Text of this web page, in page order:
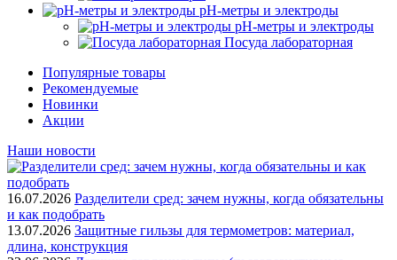
pH-метры и электроды
pH-метры и электроды
Посуда лабораторная
Популярные товары
Рекомендуемые
Новинки
Акции
Наши новости
16.07.2026 Разделители сред: зачем нужны, когда обязательны
и как подобрать
13.07.2026 Защитные гильзы для термометров: материал,
длина, конструкция